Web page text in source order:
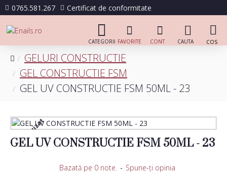
0765.581.267 Certificat de conformitate
GELURI CONSTRUCTIE
GEL CONSTRUCTIE FSM
GEL UV CONSTRUCTIE FSM 50ML - 23
Stoc epuizat
GEL UV CONSTRUCTIE FSM 50ML - 23
Bazată pe 0 note. - Spune-ţi opinia